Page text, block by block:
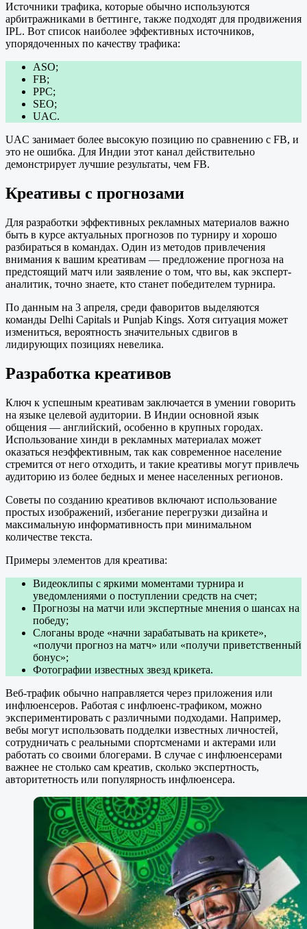
Источники трафика, которые обычно используются
арбитражниками в беттинге, также подходят для продвижения
IPL. Вот список наиболее эффективных источников,
упорядоченных по качеству трафика:
ASO;
FB;
PPC;
SEO;
UAC.
UAC занимает более высокую позицию по сравнению с FB, и
это не ошибка. Для Индии этот канал действительно
демонстрирует лучшие результаты, чем FB.
Креативы с прогнозами
Для разработки эффективных рекламных материалов важно
быть в курсе актуальных прогнозов по турниру и хорошо
разбираться в командах. Один из методов привлечения
внимания к вашим креативам — предложение прогноза на
предстоящий матч или заявление о том, что вы, как эксперт-
аналитик, точно знаете, кто станет победителем турнира.
По данным на 3 апреля, среди фаворитов выделяются
команды Delhi Capitals и Punjab Kings. Хотя ситуация может
измениться, вероятность значительных сдвигов в
лидирующих позициях невелика.
Разработка креативов
Ключ к успешным креативам заключается в умении говорить
на языке целевой аудитории. В Индии основной язык
общения — английский, особенно в крупных городах.
Использование хинди в рекламных материалах может
оказаться неэффективным, так как современное население
стремится от него отходить, и такие креативы могут привлечь
аудиторию из более бедных и менее населенных регионов.
Советы по созданию креативов включают использование
простых изображений, избегание перегрузки дизайна и
максимальную информативность при минимальном
количестве текста.
Примеры элементов для креатива:
Видеоклипы с яркими моментами турнира и
уведомлениями о поступлении средств на счет;
Прогнозы на матчи или экспертные мнения о шансах на
победу;
Слоганы вроде «начни зарабатывать на крикете»,
«получи прогноз на матч» или «получи приветственный
бонус»;
Фотографии известных звезд крикета.
Веб-трафик обычно направляется через приложения или
инфлюенсеров. Работая с инфлюенс-трафиком, можно
экспериментировать с различными подходами. Например,
вебы могут использовать подделки известных личностей,
сотрудничать с реальными спортсменами и актерами или
работать со своими блогерами. В случае с инфлюенсерами
важнее не столько сам креатив, сколько экспертность,
авторитетность или популярность инфлюенсера.